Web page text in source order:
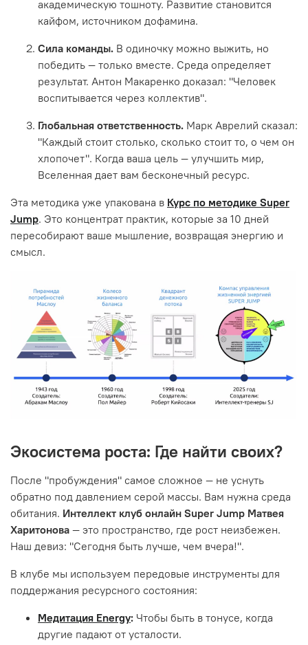
академическую тошноту. Развитие становится
кайфом, источником дофамина.
Сила команды. В одиночку можно выжить, но
победить — только вместе. Среда определяет
результат. Антон Макаренко доказал: "Человек
воспитывается через коллектив".
Глобальная ответственность. Марк Аврелий сказал:
"Каждый стоит столько, сколько стоит то, о чем он
хлопочет". Когда ваша цель — улучшить мир,
Вселенная дает вам бесконечный ресурс.
Эта методика уже упакована в Курс по методике Super
Jump. Это концентрат практик, которые за 10 дней
пересобирают ваше мышление, возвращая энергию и
смысл.
Экосистема роста: Где найти своих?
После "пробуждения" самое сложное — не уснуть
обратно под давлением серой массы. Вам нужна среда
обитания. Интеллект клуб онлайн Super Jump Матвея
Харитонова — это пространство, где рост неизбежен.
Наш девиз: "Сегодня быть лучше, чем вчера!".
В клубе мы используем передовые инструменты для
поддержания ресурсного состояния:
Медитация Energy: Чтобы быть в тонусе, когда
другие падают от усталости.